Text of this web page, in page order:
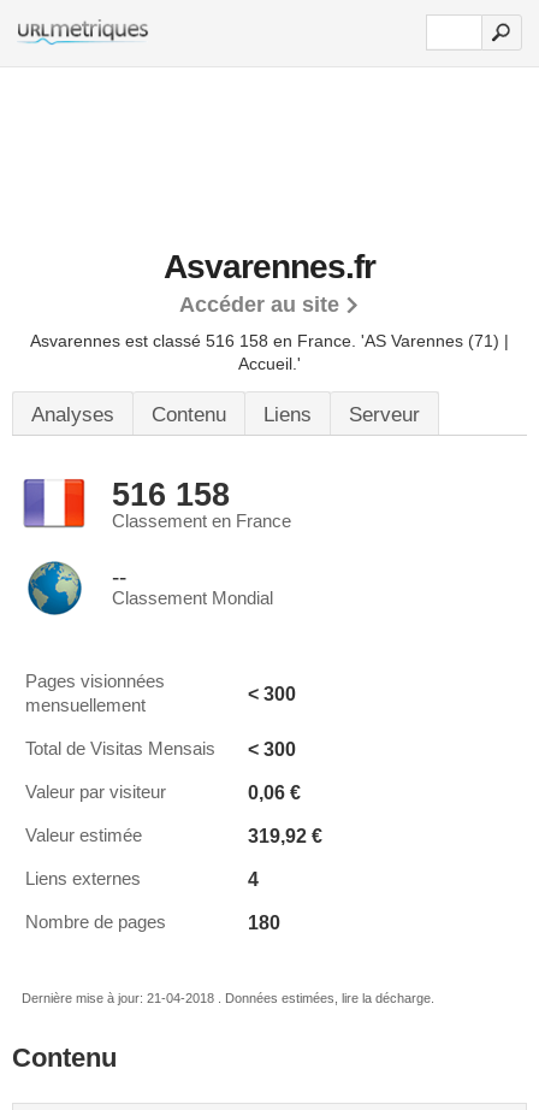
Asvarennes.fr
Accéder au site
Asvarennes est classé 516 158 en France. 'AS Varennes (71) |
Accueil.'
Analyses Contenu Liens Serveur
516 158
Classement en France
--
Classement Mondial
Pages visionnées
mensuellement
< 300
Total de Visitas Mensais < 300
Valeur par visiteur 0,06 €
Valeur estimée 319,92 €
Liens externes 4
Nombre de pages 180
Dernière mise à jour: 21-04-2018 . Données estimées, lire la décharge.
Contenu